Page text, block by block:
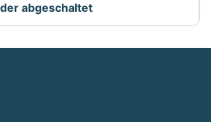
abgeschaltet